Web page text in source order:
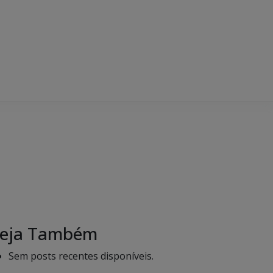
Também
Sem posts recentes disponíveis.